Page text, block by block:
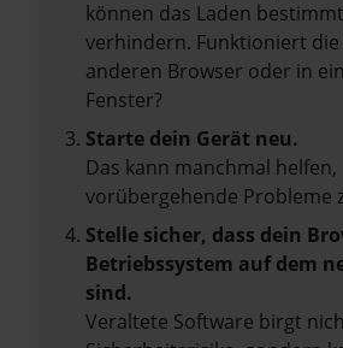
können das Laden
verhindern. Funktioniert die
anderen Browser oder in
Fenster?
Starte dein Gerät neu.
Das kann manchmal helfen,
vorübergehende Probleme
Stelle sicher, dass dein
Betriebssystem auf dem
sind.
Veraltete Software birgt